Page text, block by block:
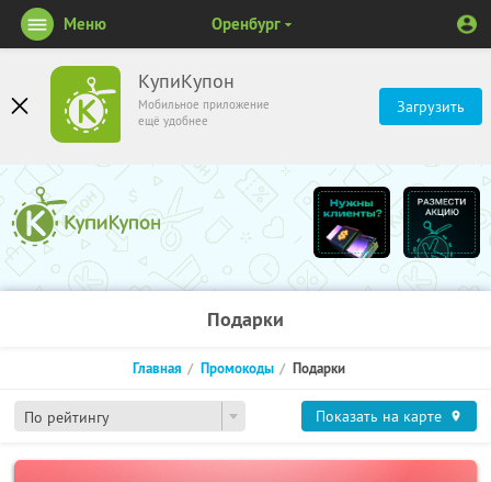
КупиКупон
Мобильное приложение
ещё удобнее
Загрузить
Меню Оренбург
Подарки
По рейтингу
Главная Промокоды Подарки
Показать на карте